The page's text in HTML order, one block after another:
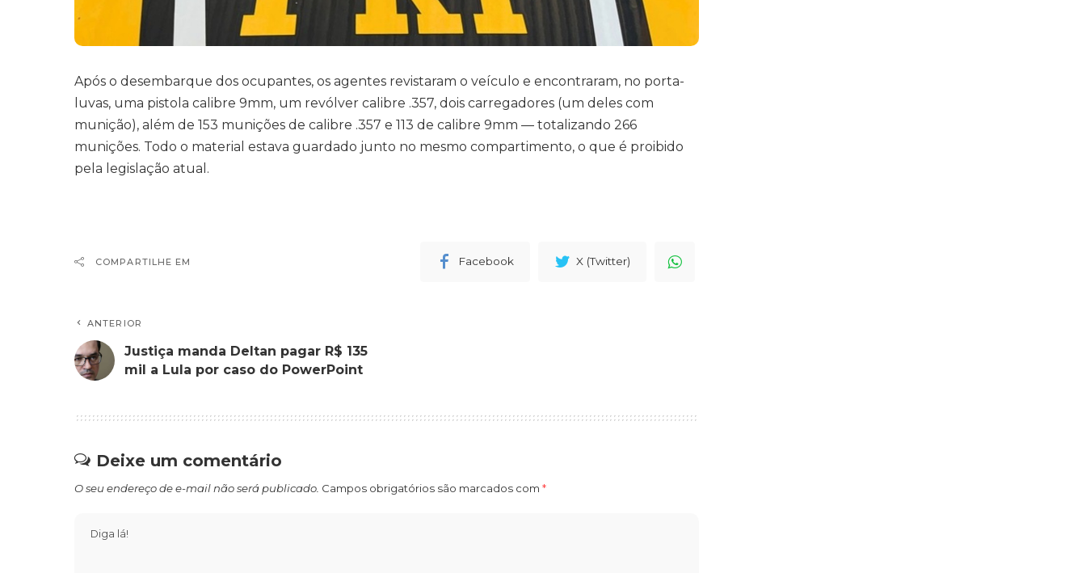
Após o desembarque dos ocupantes, os agentes revistaram o veículo e encontraram, no porta-
luvas, uma pistola calibre 9mm, um revólver calibre .357, dois carregadores (um deles com
munição), além de 153 munições de calibre .357 e 113 de calibre 9mm — totalizando 266
munições. Todo o material estava guardado junto no mesmo compartimento, o que é proibido
pela legislação atual.
COMPARTILHE EM Facebook X (Twitter)
ANTERIOR
Justiça manda Deltan pagar R$ 135
mil a Lula por caso do PowerPoint
Deixe um comentário
O seu endereço de e-mail não será publicado. Campos obrigatórios são marcados com *